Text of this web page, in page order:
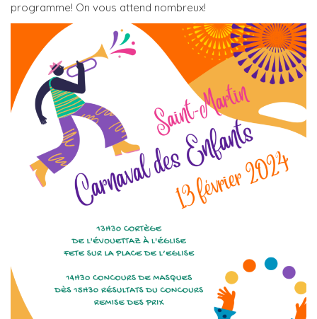
programme! On vous attend nombreux!